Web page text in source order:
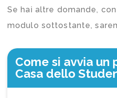
Se hai altre domande,
modulo sottostante,
Come si avvia un
Casa dello